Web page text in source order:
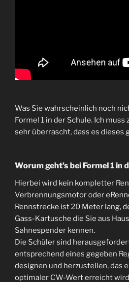
Was Sie wahrscheinlich noch
Formel 1 in der Schule. Ich muss
sehr überrascht, dass es dieses
Worum geht’s bei Formel 1 in
Hierbei wird kein kompletter
Verbrennungsmotor oder
Rennstrecke ist 20 Meter lang,
Gass-Kartusche die Sie aus
Sahnespender kennen.
Die Schüler sind
entsprechend eines gegeben
designen und herzustellen, das
optimaler CW-Wert erreicht